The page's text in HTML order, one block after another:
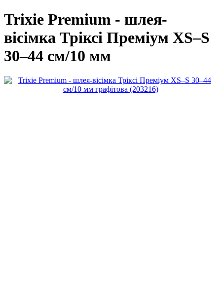
Trixie Premium - шлея-
вісімка Тріксі Преміум XS–S
30–44 см/10 мм